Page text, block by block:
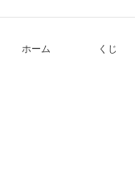
ホーム くじ